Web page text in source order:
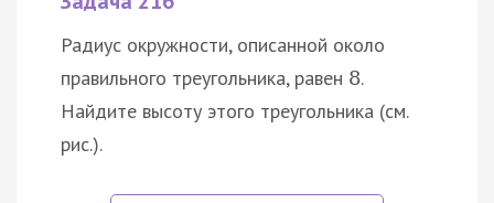
Радиус окружности, описанной около
правильного треугольника, равен 8.
Найдите высоту этого треугольника (см.
рис.).